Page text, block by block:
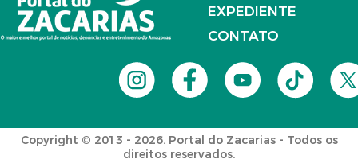
EXPEDIENTE
CONTATO
Copyright © 2013 - 2026. Portal do Zacarias - Todos os
direitos reservados.